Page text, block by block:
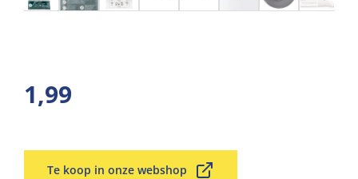
1,99
Te koop in onze webshop